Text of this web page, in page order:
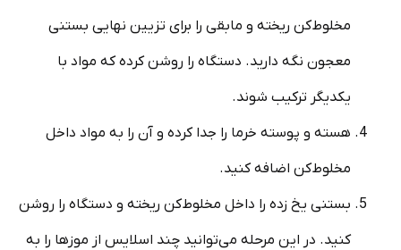
مخلوط‌کن ریخته و مابقی را برای تزیین نهایی بستنی
معجون نگه دارید. دستگاه را روشن کرده که مواد با
یکدیگر ترکیب شوند.
هسته و پوسته خرما را جدا کرده و آن را به مواد داخل
مخلوط‌کن اضافه کنید.
بستنی یخ زده را داخل مخلوط‌کن ریخته و دستگاه را روشن
کنید. در این مرحله می‌توانید چند اسلایس از موزها را به